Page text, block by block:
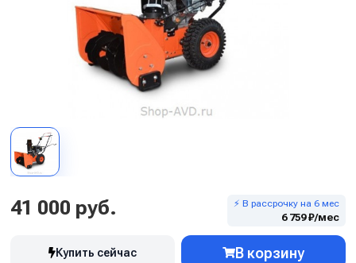
41 000 руб. ⚡ В рассрочку на 6 мес
6 759 ₽/мес
Купить сейчас В корзину